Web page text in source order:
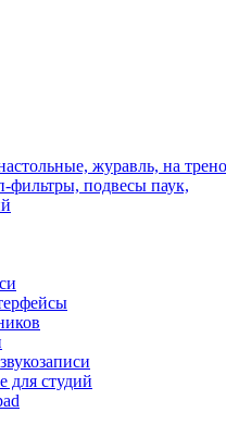
журавль, на
фильтры, подвесы паук,
для студий